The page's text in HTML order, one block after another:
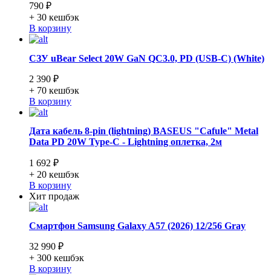
790 ₽
+ 30 кешбэк
В корзину
СЗУ uBear Select 20W GaN QC3.0, PD (USB-C) (White)
2 390 ₽
+ 70 кешбэк
В корзину
Дата кабель 8-pin (lightning) BASEUS "Cafule" Metal
Data PD 20W Type-C - Lightning оплетка, 2м
1 692 ₽
+ 20 кешбэк
В корзину
Хит продаж
Смартфон Samsung Galaxy A57 (2026) 12/256 Gray
32 990 ₽
+ 300 кешбэк
В корзину